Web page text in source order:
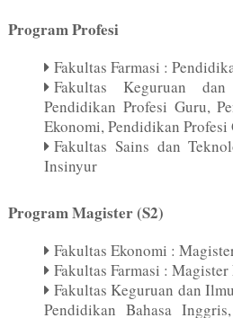
Program Profesi
Fakultas Farmasi :
Fakultas Keguruan
Pendidikan Profesi Guru,
Ekonomi, Pendidikan
Fakultas Sains dan
Insinyur
Program Magister (S2)
Fakultas Ekonomi :
Fakultas Farmasi : Magister
Fakultas Keguruan dan
Pendidikan Bahasa